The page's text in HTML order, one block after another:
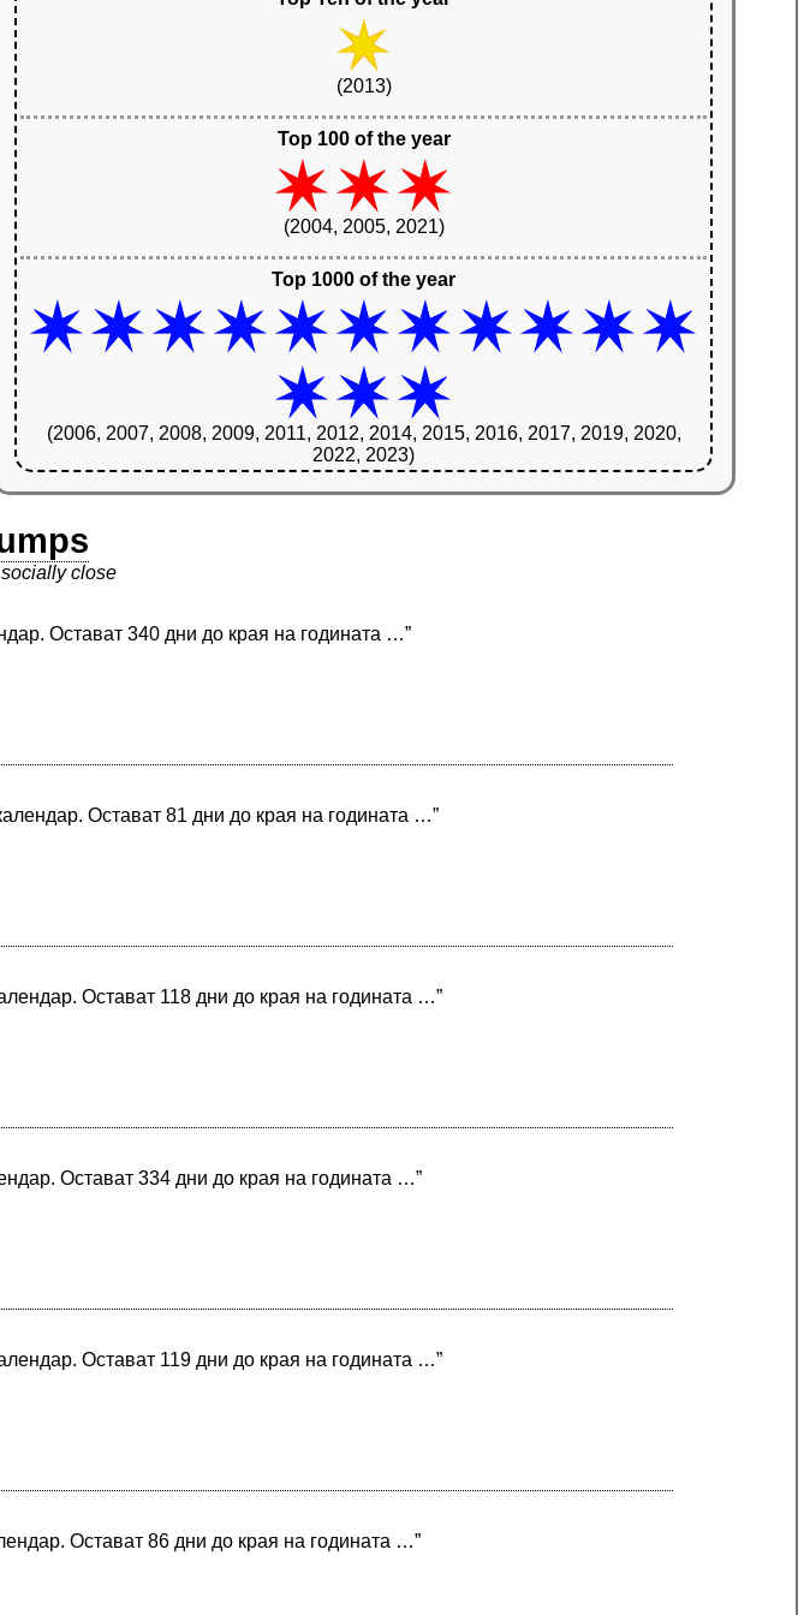
(2013)
Top 100 of the year
(2004, 2005, 2021)
Top 1000 of the year
(2006, 2007, 2008, 2009, 2011, 2012, 2014, 2015, 2016, 2017, 2019, 2020,
2022, 2023)
close
Остават 340 дни до края на годината …”
Остават 81 дни до края на годината …”
Остават 118 дни до края на годината …”
Остават 334 дни до края на годината …”
Остават 119 дни до края на годината …”
Остават 86 дни до края на годината …”